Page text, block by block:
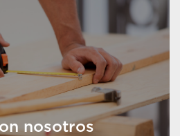
nosotros